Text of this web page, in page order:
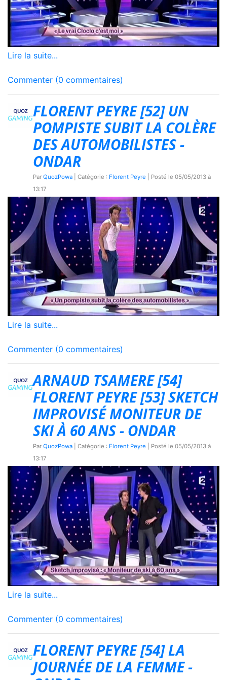
Lire la suite...
Commenter (0 commentaires)
FLORENT PEYRE [52] UN
POMPISTE SUBIT LA COLÈRE
DES AUTOMOBILISTES -
ONDAR
Par QuozPowa | Catégorie : Florent Peyre | Posté le 05/05/2013 à
13:17
Lire la suite...
Commenter (0 commentaires)
ARNAUD TSAMERE [54]
FLORENT PEYRE [53] SKETCH
IMPROVISÉ MONITEUR DE
SKI À 60 ANS - ONDAR
Par QuozPowa | Catégorie : Florent Peyre | Posté le 05/05/2013 à
13:17
Lire la suite...
Commenter (0 commentaires)
FLORENT PEYRE [54] LA
JOURNÉE DE LA FEMME -